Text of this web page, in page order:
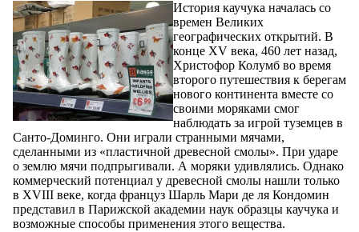
История каучука началась со
времен Великих
географических открытий. В
конце XV века, 460 лет назад,
Xристофор Колумб во время
второго путешествия к берегам
нового континента вместе со
своими моряками смог
наблюдать за игрой туземцев в
Санто-Доминго. Они играли странными мячами,
сделанными из «пластичной древесной смолы». При ударе
о землю мячи подпрыгивали. А моряки удивлялись. Однако
коммерческий потенциал у древесной смолы нашли только
в XVIII веке, когда француз Шарль Мари де ля Кондомин
представил в Парижской академии наук образцы каучука и
возможные способы применения этого вещества.